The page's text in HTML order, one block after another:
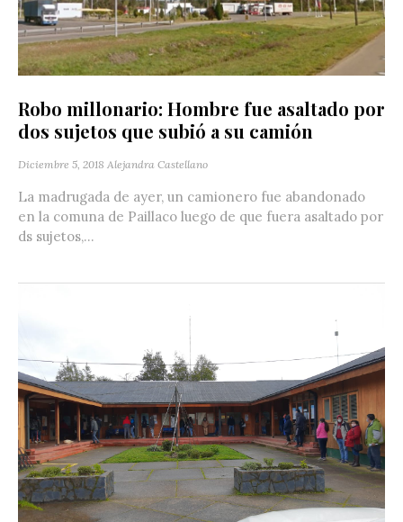
Robo millonario: Hombre fue asaltado por
dos sujetos que subió a su camión
Diciembre 5, 2018 Alejandra Castellano
La madrugada de ayer, un camionero fue abandonado
en la comuna de Paillaco luego de que fuera asaltado por
ds sujetos,...